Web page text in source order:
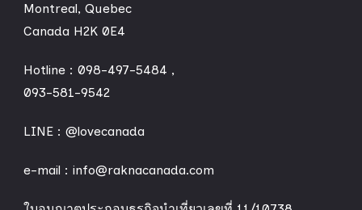
Montreal, Quebec
Canada H2K 0E4
Hotline : 098-497-5484 ,
093-581-9542
LINE : @lovecanada
e-mail : info@raknacanada.com